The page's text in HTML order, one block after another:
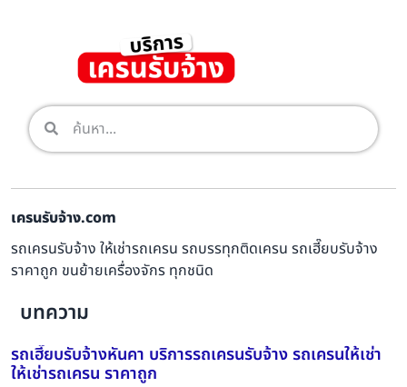
เครนรับจ้าง.com
รถเครนรับจ้าง ให้เช่ารถเครน รถบรรทุกติดเครน รถเฮี๊ยบรับจ้าง
ราคาถูก ขนย้ายเครื่องจักร ทุกชนิด
บทความ
รถเฮี๊ยบรับจ้างหันคา บริการรถเครนรับจ้าง รถเครนให้เช่า
ให้เช่ารถเครน ราคาถูก